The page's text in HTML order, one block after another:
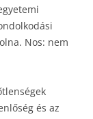
Nos: nem
és az